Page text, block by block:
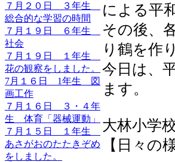
７月２０日 ３年生
総合的な学習の時間
７月１９日 ６年生
社会
７月１９日 １年生
花の観察をしました。
7月１６日 1年生 図
画工作
７月１６日 ３・４年
生 体育「器械運動」
７月１５日 １年生
あさがおのたたきぞめ
をしました。
による平
その後、
り鶴を作
今日は、
ます。
大林小学
【日々の